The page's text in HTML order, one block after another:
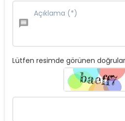
Lütfen resimde görünen